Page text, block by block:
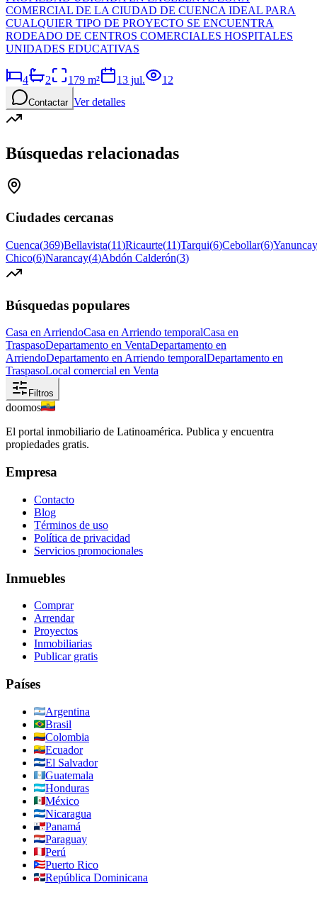
COMERCIAL DE LA CIUDAD DE CUENCA IDEAL PARA
CUALQUIER TIPO DE PROYECTO SE ENCUENTRA
RODEADO DE CENTROS COMERCIALES HOSPITALES
UNIDADES EDUCATIVAS
4 2 179 m² 13 jul. 12
Contactar Ver detalles
Búsquedas relacionadas
Ciudades cercanas
Cuenca(369)Bellavista(11)Ricaurte(11)Tarqui(6)Cebollar(6)Yanuncay
Chico(6)Narancay(4)Abdón Calderón(3)
Búsquedas populares
Casa en ArriendoCasa en Arriendo temporalCasa en
TraspasoDepartamento en VentaDepartamento en
ArriendoDepartamento en Arriendo temporalDepartamento en
TraspasoLocal comercial en Venta
Filtros
doomos
El portal inmobiliario de Latinoamérica. Publica y encuentra
propiedades gratis.
Empresa
Contacto
Blog
Términos de uso
Política de privacidad
Servicios promocionales
Inmuebles
Comprar
Arrendar
Proyectos
Inmobiliarias
Publicar gratis
Países
Argentina
Brasil
Colombia
Ecuador
El Salvador
Guatemala
Honduras
México
Nicaragua
Panamá
Paraguay
Perú
Puerto Rico
República Dominicana